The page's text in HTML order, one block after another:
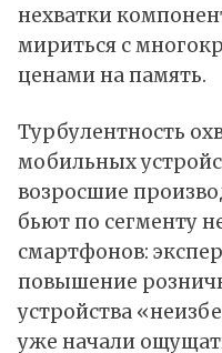
нехватки
мириться с
ценами на память.
Турбулентность
мобильных
возросшие
бьют по сегменту
смартфонов:
повышение
устройства
уже начали